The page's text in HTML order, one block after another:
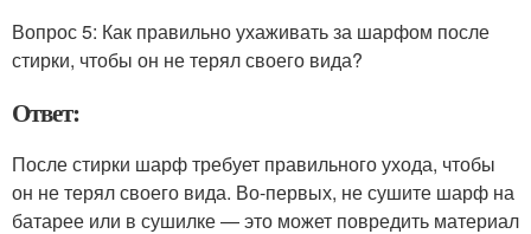
Вопрос 5: Как правильно ухаживать за шарфом после
стирки, чтобы он не терял своего вида?
Ответ:
После стирки шарф требует правильного ухода, чтобы
он не терял своего вида. Во-первых, не сушите шарф на
батарее или в сушилке — это может повредить материал